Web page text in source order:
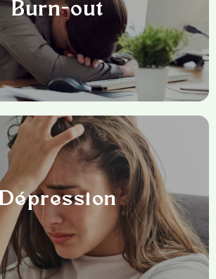
Burn-out
mental et émotionnel lié à
souvent professionnel, avec
d’énergie et de motivation.
Dépression